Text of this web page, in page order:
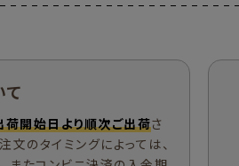
荷開始日より順次ご出荷さ
文のタイミングによっては、